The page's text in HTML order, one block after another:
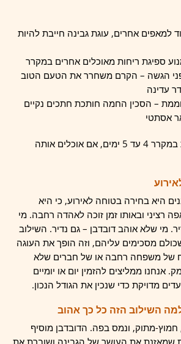
למאפים אחרים, עוגת גבינה חייבת להיות
ספיגת ריחות מאוכלים אחרים במקרר
דקות לפני הגשה – הקרם משחרר את הטעם הטוב
עדינה
– הסכין החמה חותכת חתכים נקיים
אסתטי
העוגה נשארת מצוינת במקרר 4 עד 5 ימים, אם אוכלים אותה
היא בחירה בטוחה לאירוע, כי היא
רציני ובאותו זמן זוכה לאהדה רחבה. מי
מי שלא אוהב דובדבן – גם נדיר. השילוב
מסכימים עליהם, וזה הופך את העוגה
של משפחה רחבה או של חברים שלא
אנחנו ממליצים להזמין יום או יומיים
מדויקת כדי שנכין את הגודל הנכון.
השילוב הזה כל כך אהוב
מתוק, ונמס בפה. הדובדבן מוסיף